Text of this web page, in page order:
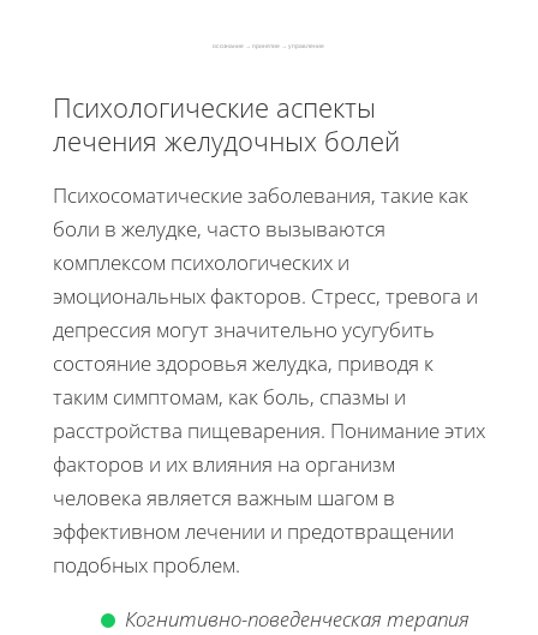
осознание → принятие → управление
Психологические аспекты
лечения желудочных болей
Психосоматические заболевания, такие как
боли в желудке, часто вызываются
комплексом психологических и
эмоциональных факторов. Стресс, тревога и
депрессия могут значительно усугубить
состояние здоровья желудка, приводя к
таким симптомам, как боль, спазмы и
расстройства пищеварения. Понимание этих
факторов и их влияния на организм
человека является важным шагом в
эффективном лечении и предотвращении
подобных проблем.
Когнитивно-поведенческая терапия